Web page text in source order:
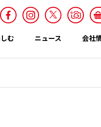
む ニュース 会社